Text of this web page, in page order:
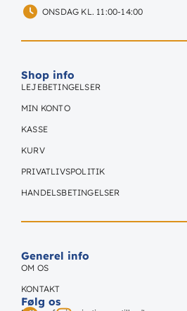
ONSDAG KL. 11:00-14:00
Shop info
LEJEBETINGELSER
MIN KONTO
KASSE
KURV
PRIVATLIVSPOLITIK
HANDELSBETINGELSER
Generel info
OM OS
KONTAKT
Følg os